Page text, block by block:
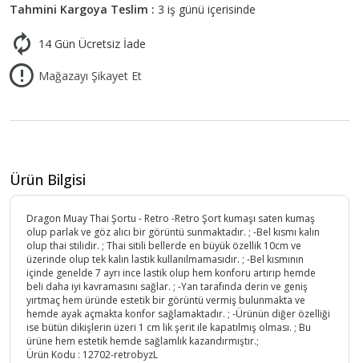
Tahmini Kargoya Teslim : 3 iş günü içerisinde
14 Gün Ücretsiz İade
Mağazayı Şikayet Et
Ürün Bilgisi
Dragon Muay Thai Şortu - Retro -Retro Şort kumaşı saten kumaş
olup parlak ve göz alıcı bir görüntü sunmaktadır. ; -Bel kısmı kalın
olup thai stilidir. ; Thai sitili bellerde en büyük özellik 10cm ve
üzerinde olup tek kalın lastik kullanılmamasıdır. ; -Bel kısmının
içinde genelde 7 ayrı ince lastik olup hem konforu artırıp hemde
beli daha iyi kavramasını sağlar. ; -Yan tarafında derin ve geniş
yırtmaç hem üründe estetik bir görüntü vermiş bulunmakta ve
hemde ayak açmakta konfor sağlamaktadır. ; -Ürünün diğer özelliği
ise bütün dikişlerin üzeri 1 cm lik şerit ile kapatılmış olması. ; Bu
ürüne hem estetik hemde sağlamlık kazandırmıştır.;
Ürün Kodu : 12702-retrobyzL